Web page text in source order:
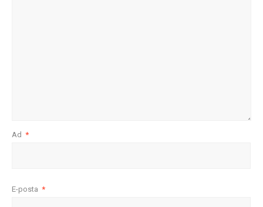
Ad *
E-posta *